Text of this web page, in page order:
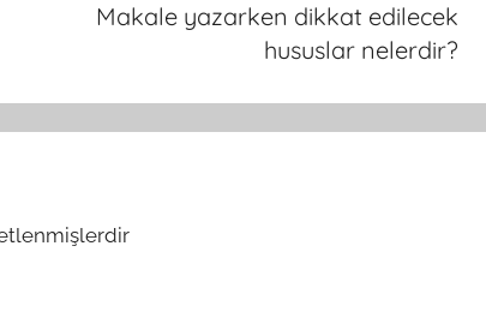
Makale yazarken dikkat edilecek
hususlar nelerdir?